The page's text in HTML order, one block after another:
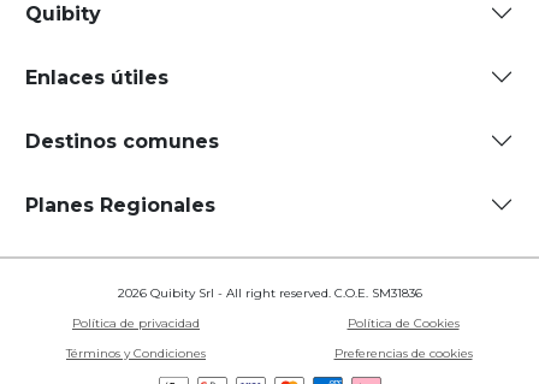
Quibity
Enlaces útiles
Destinos comunes
Planes Regionales
2026 Quibity Srl - All right reserved. C.O.E. SM31836
Política de privacidad
Política de Cookies
Términos y Condiciones
Preferencias de cookies